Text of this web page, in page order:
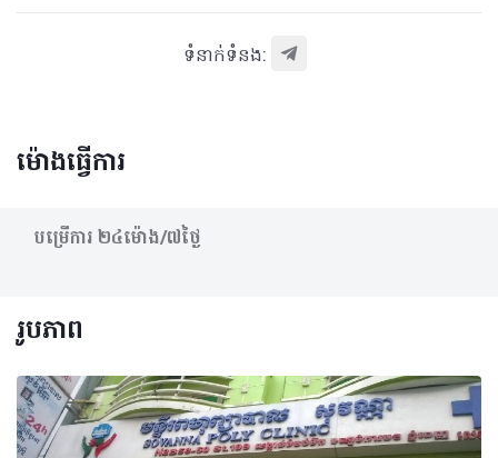
ទំនាក់ទំនង:
ម៉ោងធ្វើការ
បម្រើការ​ ២៤ម៉ោង/៧ថ្ងៃ
រូបភាព